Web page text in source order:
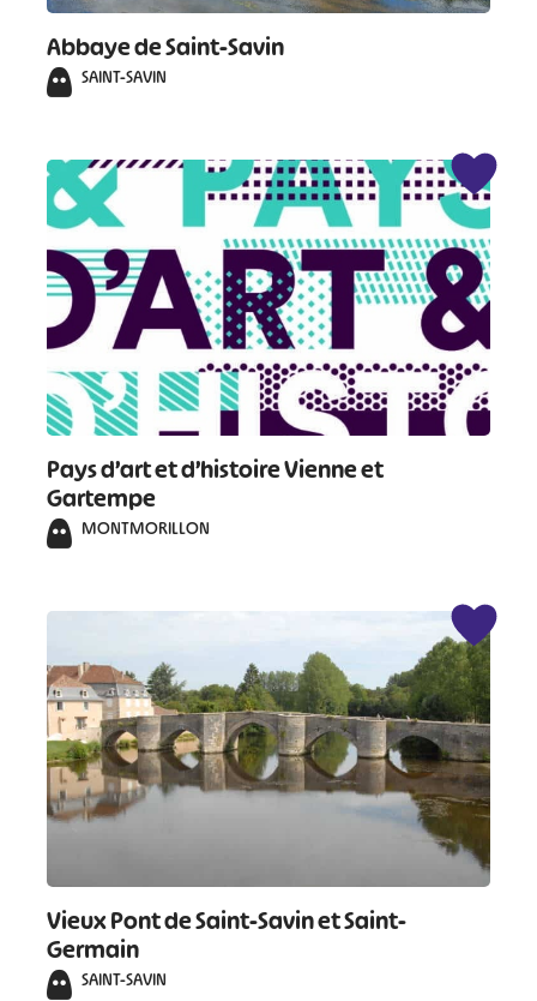
Abbaye de Saint-Savin
SAINT-SAVIN
Pays d’art et d’histoire Vienne et
Gartempe
MONTMORILLON
Vieux Pont de Saint-Savin et Saint-
Germain
SAINT-SAVIN
# # #
#
#
#